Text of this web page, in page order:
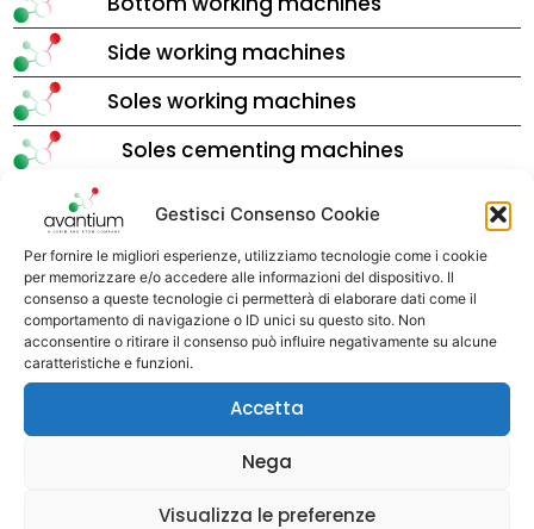
Gestisci Consenso Cookie
Per fornire le migliori esperienze, utilizziamo tecnologie come i cookie
per memorizzare e/o accedere alle informazioni del dispositivo. Il
consenso a queste tecnologie ci permetterà di elaborare dati come il
comportamento di navigazione o ID unici su questo sito. Non
acconsentire o ritirare il consenso può influire negativamente su alcune
caratteristiche e funzioni.
Accetta
Nega
Visualizza le preferenze
Side working machines
Soles working machines
Soles cementing machines
DOWNLOAD COMPLETE CATALOGUE
Sectors of application
Woman